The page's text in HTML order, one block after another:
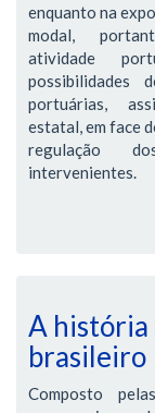
enquanto na
modal,
atividade
possibilidades
portuárias,
estatal, em face
regulação
intervenientes.
A história
brasileiro
Composto